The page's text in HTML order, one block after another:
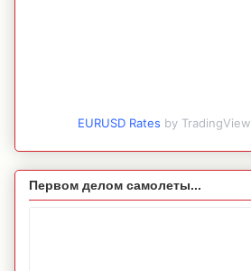
EURUSD Rates by TradingView
Первом делом самолеты...